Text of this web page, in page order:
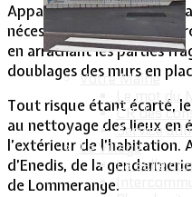
Votre Mairie
Le mot du
CR des
Service
Le Village
La salle
Appareils respiratoires et
nécessaires pour
en arrachant les parties
doublages des murs en
Tout risque étant écarté,
au nettoyage des lieux en
l’extérieur de l’habitation.
d’Enedis, de la
de Lommerange.